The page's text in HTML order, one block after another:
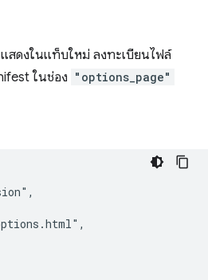
สดงในแท็บใหม่ ลงทะเบียนไฟล์
ในช่อง "options_page"